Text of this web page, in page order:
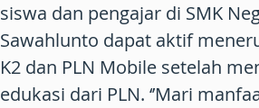
siswa dan pengajar di SMK
Sawahlunto dapat aktif
K2 dan PLN Mobile setelah
edukasi dari PLN. ‘’Mari